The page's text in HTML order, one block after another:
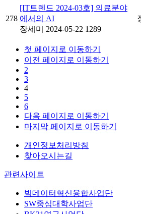
278
[IT트렌드 2024-03호] 의료분야
에서의 AI
장세미
2024-05-22 1289
첫 페이지로 이동하기
이전 페이지로 이동하기
2
3
4
5
6
다음 페이지로 이동하기
마지막 페이지로 이동하기
개인정보처리방침
찾아오시는길
관련사이트
빅데이터혁신융합사업단
SW중심대학사업단